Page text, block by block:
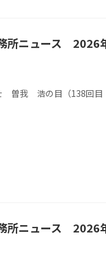
所ニュース
葉県最
曽我 浩の目（138回目
所ニュース